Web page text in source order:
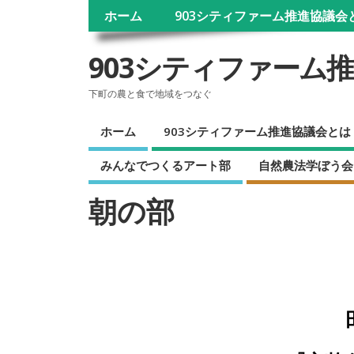
ホーム 903シティファーム推進協議会
903シティファーム
下町の農と食で地域をつなぐ
ホーム 903シティファーム推進協議会とは
みんなでつくるアート部 自然農法学ぼう会
朝の部